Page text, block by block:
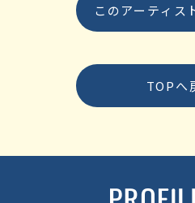
このアーティス
TOPへ